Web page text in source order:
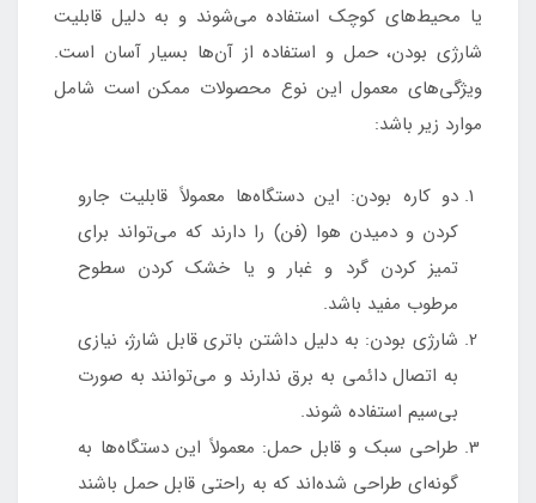
یا محیط‌های کوچک استفاده می‌شوند و به دلیل قابلیت
شارژی بودن، حمل و استفاده از آن‌ها بسیار آسان است.
ویژگی‌های معمول این نوع محصولات ممکن است شامل
موارد زیر باشد:
دو کاره بودن: این دستگاه‌ها معمولاً قابلیت جارو
کردن و دمیدن هوا (فن) را دارند که می‌تواند برای
تمیز کردن گرد و غبار و یا خشک کردن سطوح
مرطوب مفید باشد.
شارژی بودن: به دلیل داشتن باتری قابل شارژ، نیازی
به اتصال دائمی به برق ندارند و می‌توانند به صورت
بی‌سیم استفاده شوند.
طراحی سبک و قابل حمل: معمولاً این دستگاه‌ها به
گونه‌ای طراحی شده‌اند که به راحتی قابل حمل باشند